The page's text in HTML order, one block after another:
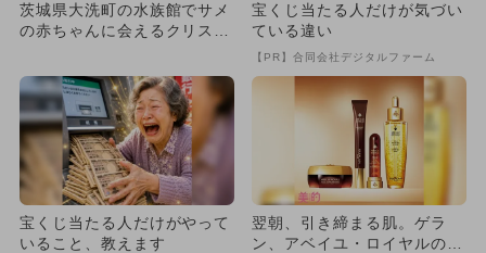
茨城県大洗町の水族館でサメ
の赤ちゃんに会えるクリスマ
宝くじ当たる人だけが気づい
ている違い
【PR】合同会社デジタルファーム
宝くじ当たる人だけがやって
いること、教えます
翌朝、引き締まる肌。ゲラ
ン、アベイユ・ロイヤルの新